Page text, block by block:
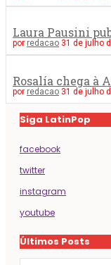
Laura Pausini
por redacao 31 de julho
Rosalía chega à
por redacao 31 de julho
Siga LatinPop
facebook
twitter
instagram
youtube
Últimos Posts